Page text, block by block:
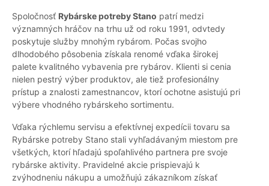
Spoločnosť Rybárske potreby Stano patrí medzi
významných hráčov na trhu už od roku 1991, odvtedy
poskytuje služby mnohým rybárom. Počas svojho
dlhodobého pôsobenia získala renomé vďaka širokej
palete kvalitného vybavenia pre rybárov. Klienti si cenia
nielen pestrý výber produktov, ale tiež profesionálny
prístup a znalosti zamestnancov, ktorí ochotne asistujú pri
výbere vhodného rybárskeho sortimentu.
Vďaka rýchlemu servisu a efektívnej expedícii tovaru sa
Rybárske potreby Stano stali vyhľadávaným miestom pre
všetkých, ktorí hľadajú spoľahlivého partnera pre svoje
rybárske aktivity. Pravidelné akcie prispievajú k
zvýhodneniu nákupu a umožňujú zákazníkom získať